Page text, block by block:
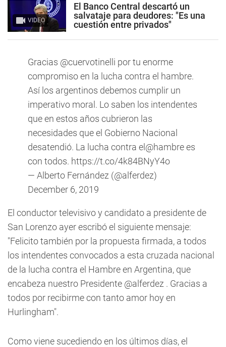
VIDEO
El Banco Central descartó un
salvataje para deudores: "Es una
cuestión entre privados"
Gracias @cuervotinelli por tu enorme
compromiso en la lucha contra el hambre.
Así los argentinos debemos cumplir un
imperativo moral. Lo saben los intendentes
que en estos años cubrieron las
necesidades que el Gobierno Nacional
desatendió. La lucha contra el@hambre es
con todos. https://t.co/4k84BNyY4o
— Alberto Fernández (@alferdez)
December 6, 2019
El conductor televisivo y candidato a presidente de
San Lorenzo ayer escribó el siguiente mensaje:
"Felicito también por la propuesta firmada, a todos
los intendentes convocados a esta cruzada nacional
de la lucha contra el Hambre en Argentina, que
encabeza nuestro Presidente @alferdez . Gracias a
todos por recibirme con tanto amor hoy en
Hurlingham".
Como viene sucediendo en los últimos días, el